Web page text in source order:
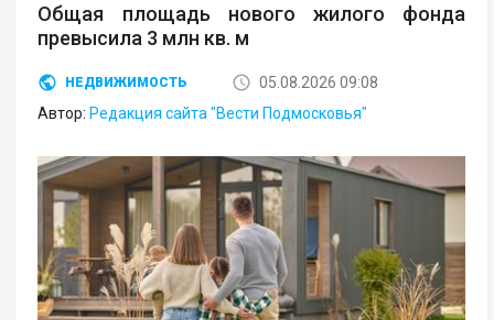
Общая площадь нового жилого фонда
превысила 3 млн кв. м
НЕДВИЖИМОСТЬ
05.08.2026 09:08
Автор: Редакция сайта "Вести Подмосковья"